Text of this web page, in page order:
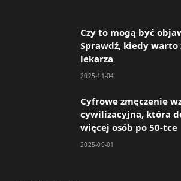
k
a
Czy to mogą być
Sprawdź, kiedy warto
lekarza
2025-11-04
Cyfrowe zmęczenie
cywilizacyjna, która
więcej osób po 50-tce
2025-09-01